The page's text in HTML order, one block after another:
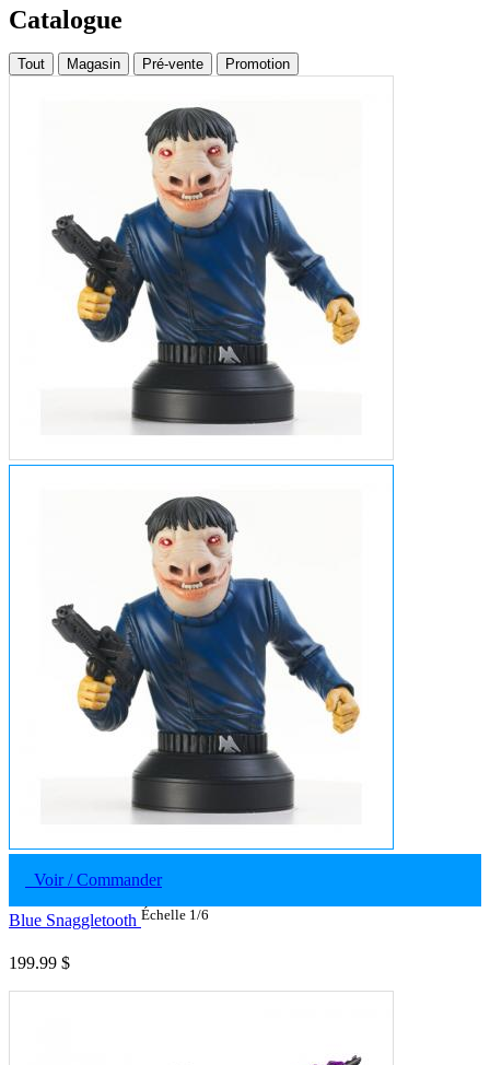
Catalogue
Tout Magasin Pré-vente Promotion
Voir / Commander
Blue Snaggletooth Échelle 1/6
199.99 $